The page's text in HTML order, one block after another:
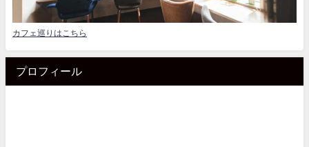
カフェ巡りはこちら
プロフィール